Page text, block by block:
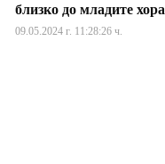
близко до младите хора
09.05.2024 г. 11:28:26 ч.